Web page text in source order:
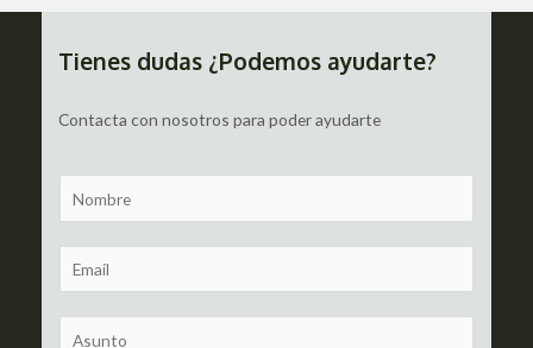
de
Tienes dudas ¿Podemos ayudarte?
Contacta con nosotros para poder ayudarte
a
m
m
a